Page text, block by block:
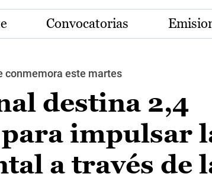
Convocatorias
conmemora este martes
destina 2,4
impulsar
a través de